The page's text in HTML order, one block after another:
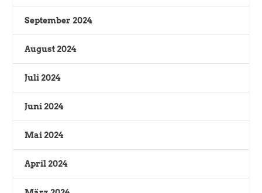
September 2024
August 2024
Juli 2024
Juni 2024
Mai 2024
April 2024